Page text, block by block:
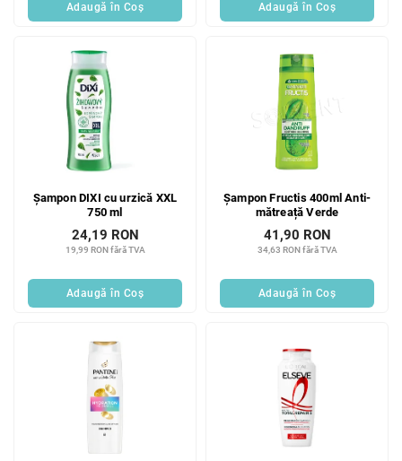
Adaugă în Coş Adaugă în Coş
Șampon DIXI cu urzică XXL
750 ml
19,99 RON fără TVA
24,19 RON
Adaugă în Coş
Șampon Fructis 400ml Anti-
mătreață Verde
34,63 RON fără TVA
41,90 RON
Adaugă în Coş